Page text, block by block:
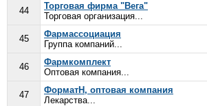
44
Торговая фирма "Вега"
Торговая организация...
45
Фармассоциация
Группа компаний...
46
Фармкомплект
Оптовая компания...
47
ФорматН, оптовая компания
Лекарства...